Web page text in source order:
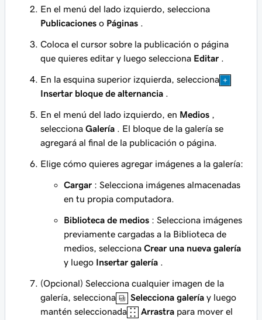
En el menú del lado izquierdo, selecciona
Publicaciones o Páginas
Coloca el cursor sobre la publicación o página
que quieres editar y luego selecciona Editar
En la esquina superior izquierda, selecciona
Insertar bloque de alternancia
En el menú del lado izquierdo, en Medios
selecciona Galería . El bloque de la galería se
agregará al final de la publicación o página.
Elige cómo quieres agregar imágenes a la galería:
Cargar : Selecciona imágenes almacenadas
en tu propia computadora.
Biblioteca de medios : Selecciona imágenes
previamente cargadas a la Biblioteca de
medios, selecciona Crear una nueva galería
y luego Insertar galería
(Opcional) Selecciona cualquier imagen de la
galería, selecciona
Selecciona galería y luego
mantén seleccionada
Arrastra para mover el